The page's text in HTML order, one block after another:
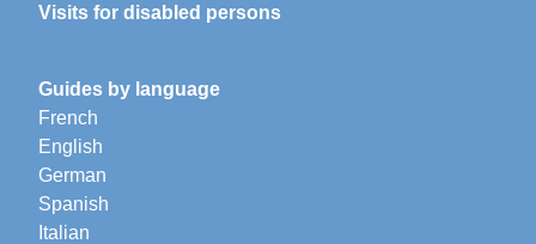
Visits for disabled persons
Guides by language
French
English
German
Spanish
Italian